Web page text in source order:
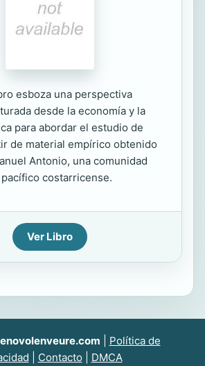
esboza una perspectiva
desde la economía y la
para abordar el estudio de
de material empírico obtenido
Antonio, una comunidad
costarricense.
Ver Libro
Política de
Contacto DMCA